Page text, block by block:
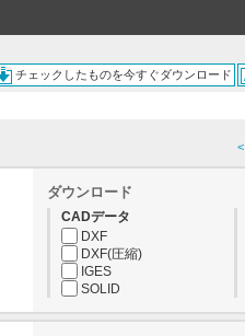
チェックしたものを今すぐダウンロード
<
ダウンロード
CADデータ
DXF
DXF(圧縮)
IGES
SOLID